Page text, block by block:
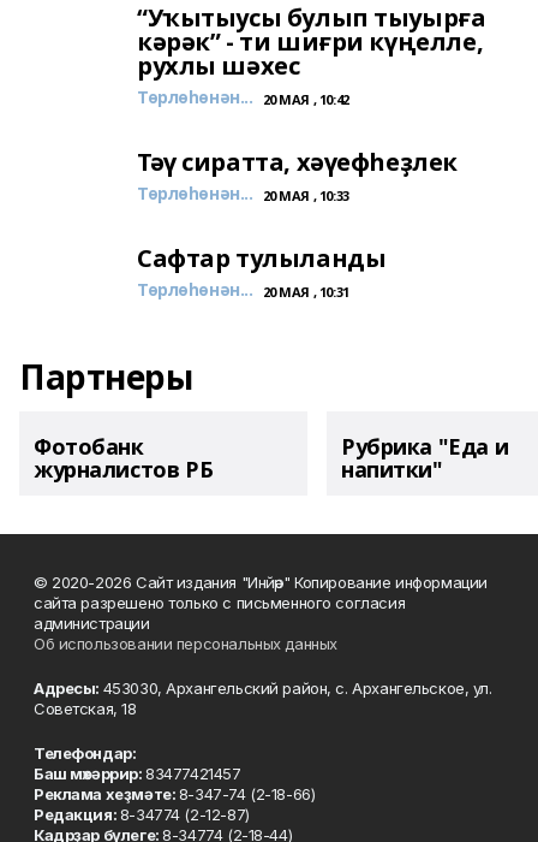
“Уҡытыусы булып тыуырға
кәрәк” - ти шиғри күңелле,
рухлы шәхес
Төрлөһөнән... 20 МАЯ , 10:42
Тәү сиратта, хәүефһеҙлек
Төрлөһөнән... 20 МАЯ , 10:33
Сафтар тулыланды
Төрлөһөнән... 20 МАЯ , 10:31
Партнеры
Фотобанк
журналистов РБ
Рубрика "Еда и
напитки"
© 2020-2026 Сайт издания "Инйәр" Копирование информации
сайта разрешено только с письменного согласия
администрации
Об использовании персональных данных
Адресы: 453030, Архангельский район, с. Архангельское, ул.
Советская, 18
Телефондар:
Баш мөхәррир:83477421457
Реклама хеҙмәте:8-347-74 (2-18-66)
Редакция:8-34774 (2-12-87)
Кадрҙар бүлеге:8-34774 (2-18-44)